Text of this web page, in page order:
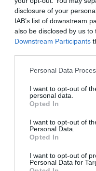
disclosure of your
IAB’s list of downstream
also be disclosed by us to
Downstream Participants
Personal Data
I want to opt-out of
personal data.
Opted In
I want to opt-out of
Personal Data.
Opted In
I want to opt-out of
Personal Data for
FacebookTwitter